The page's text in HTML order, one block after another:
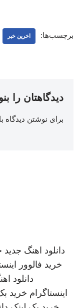
برچسب‌ها: اخرین خبر
دیدگاهتان را
برای نوشتن دیدگاه
دانلود اهنگ جدید
خرید فالوور
دانلود
اینستاگرام خرید